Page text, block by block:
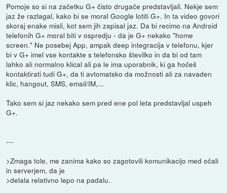
Pomoje so si na začetku G+ čisto drugače predstavljali. Nekje sem
jaz že razlagal, kako bi se moral Google lotiti G+. In ta video govori
skoraj enake misli, kot sem jih zapisal jaz. Da bi recimo na Android
telefonih G+ moral biti v ospredju - da je G+ nekako "home
screen." Ne posebej App, ampak deep integracija v telefonu, kjer
bi v G+ imel vse kontakte s telefonsko številko in da bi od tam
lahko ali normalno klical ali pa le ima uporabnik, ki ga hočeš
kontaktirati tudi G+, da ti avtomatsko da možnosti ali za navaden
klic, hangout, SMS, email/IM,...
Tako sem si jaz nekako sem pred ene pol leta predstavljal uspeh
G+.
---
>Zmaga tole, me zanima kako so zagotovili komunikacijo med očali
in serverjem, da je
>delala relativno lepo na padalu.